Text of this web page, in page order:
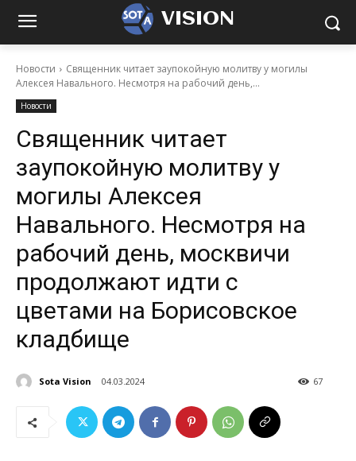
VISION
Новости
Священник читает заупокойную молитву у могилы
Алексея Навального. Несмотря на рабочий день,...
Новости
Священник читает
заупокойную молитву у
могилы Алексея
Навального. Несмотря на
рабочий день, москвичи
продолжают идти с
цветами на Борисовское
кладбище
Sota Vision 04.03.2024 67